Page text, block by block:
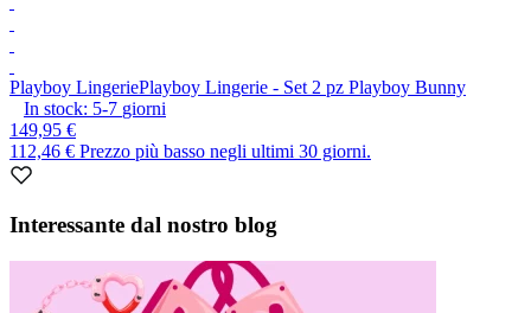
Playboy LingeriePlayboy Lingerie - Set 2 pz Playboy Bunny
In stock: 5-7 giorni
149,95 €
112,46 € Prezzo più basso negli ultimi 30 giorni.
1
1
Interessante dal nostro blog